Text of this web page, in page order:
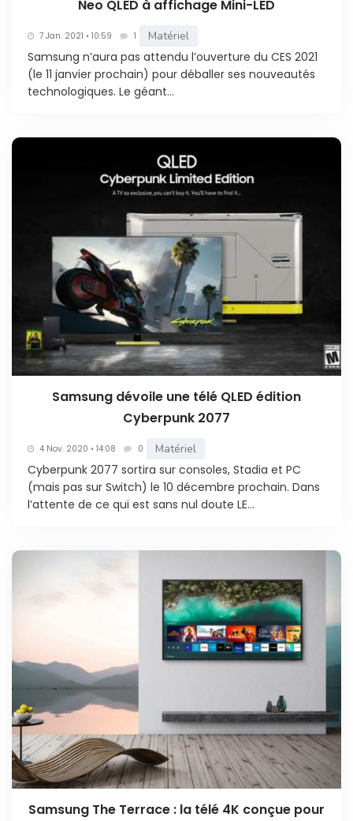
Neo QLED à affichage Mini-LED
7 Jan. 2021 • 10:59 1 Matériel
Samsung n’aura pas attendu l’ouverture du CES 2021
(le 11 janvier prochain) pour déballer ses nouveautés
technologiques. Le géant...
Samsung dévoile une télé QLED édition
Cyberpunk 2077
4 Nov. 2020 • 14:08 0 Matériel
Cyberpunk 2077 sortira sur consoles, Stadia et PC
(mais pas sur Switch) le 10 décembre prochain. Dans
l’attente de ce qui est sans nul doute LE...
Samsung The Terrace : la télé 4K conçue pour